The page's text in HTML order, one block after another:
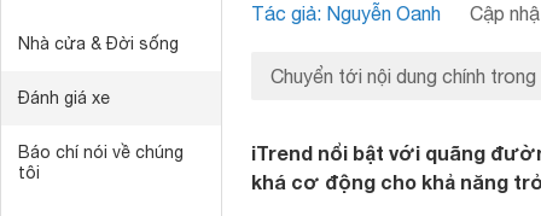
Nhà cửa & Đời sống
Đánh giá xe
Báo chí nói về chúng
tôi
Tác giả: Nguyễn Oanh Cập
Chuyển tới nội dung chính trong
iTrend nổi bật với quãng
khá cơ động cho khả năng